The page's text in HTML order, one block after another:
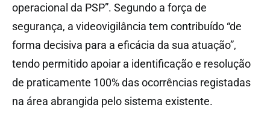
operacional da PSP”. Segundo a força de
segurança, a videovigilância tem contribuído “de
forma decisiva para a eficácia da sua atuação”,
tendo permitido apoiar a identificação e resolução
de praticamente 100% das ocorrências registadas
na área abrangida pelo sistema existente.